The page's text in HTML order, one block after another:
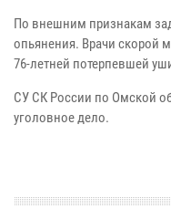
По внешним признакам
опьянения. Врачи скорой
76-летней потерпевшей
СУ СК России по Омской
уголовное дело.